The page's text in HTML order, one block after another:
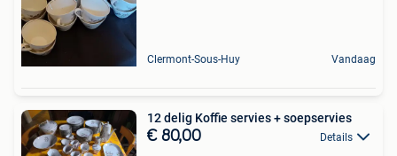
Clermont-Sous-Huy Vandaag
12 delig Koffie servies + soepservies
€ 80,00 Details